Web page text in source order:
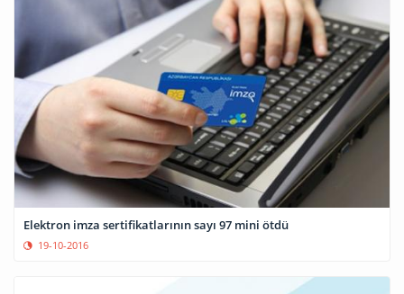
Elektron imza sertifikatlarının sayı 97 mini ötdü
19-10-2016